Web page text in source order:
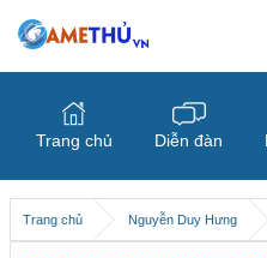
Trang chủ Nguyễn Duy Hưng
Trang chủ Diễn đàn